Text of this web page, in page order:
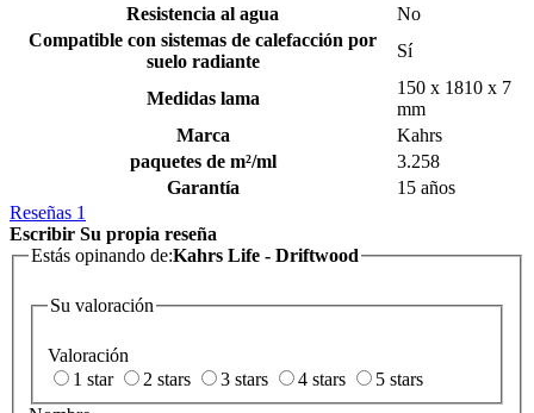
Resistencia al agua
No
Compatible con sistemas de calefacción por
suelo radiante
Sí
Medidas lama
150 x 1810 x 7
mm
Marca
Kahrs
paquetes de m²/ml
3.258
Garantía
15 años
Reseñas 1
Escribir Su propia reseña
Estás opinando de:Kahrs Life - Driftwood
Su valoración
Valoración
1 star
2 stars 3 stars 4 stars
5 stars